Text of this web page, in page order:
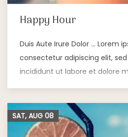
Happy Hour
Duis Aute Irure Dolor … Lorem
consectetur adipiscing elit,
incididunt ut labore et dolore
SAT, AUG 08